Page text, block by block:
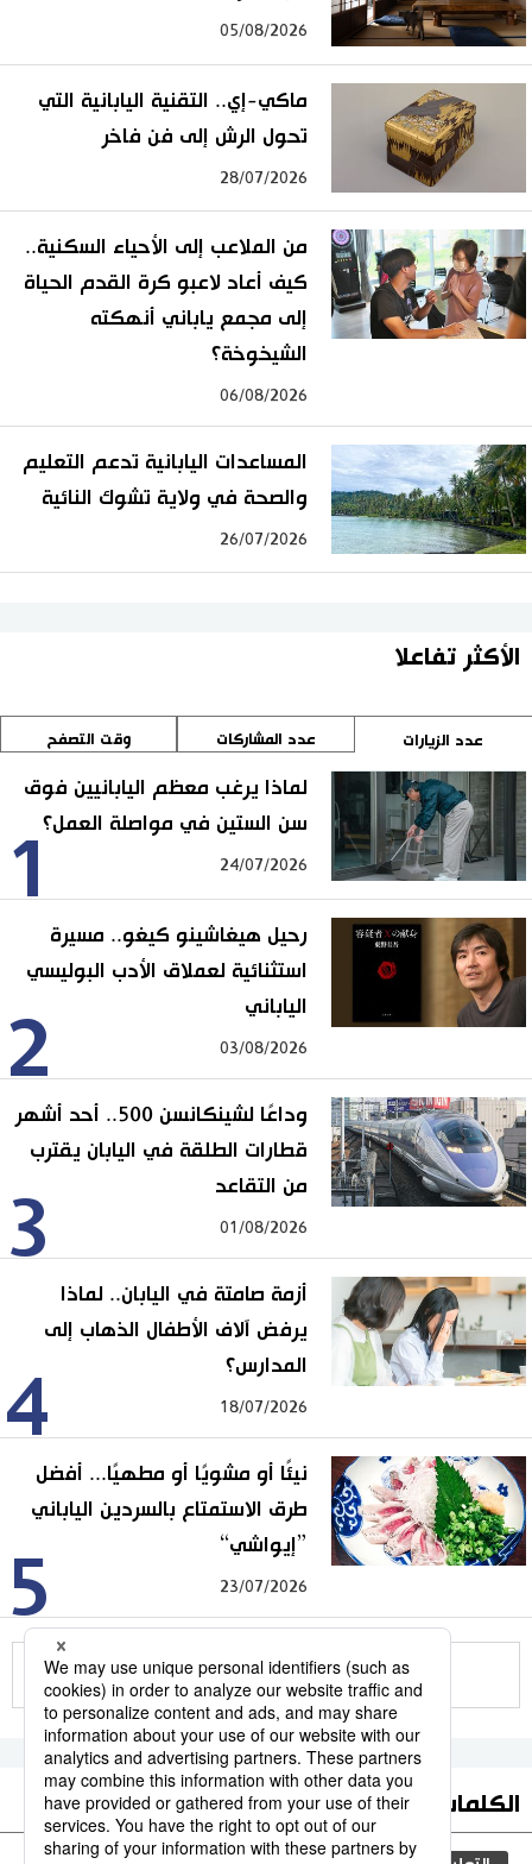
05/08/2026
ماكي-إي.. التقنية اليابانية التي
تحول الرش إلى فن فاخر
28/07/2026
من الملاعب إلى الأحياء السكنية..
كيف أعاد لاعبو كرة القدم الحياة
إلى مجمع ياباني أنهكته
الشيخوخة؟
06/08/2026
المساعدات اليابانية تدعم التعليم
والصحة في ولاية تشوك النائية
26/07/2026
الأكثر تفاعلا
عدد الزيارات عدد المشاركات وقت التصفح
1
لماذا يرغب معظم اليابانيين فوق
سن الستين في مواصلة العمل؟
24/07/2026
2
رحيل هيغاشينو كيغو.. مسيرة
استثنائية لعملاق الأدب البوليسي
الياباني
03/08/2026
3
وداعًا لشينكانسن 500.. أحد أشهر
قطارات الطلقة في اليابان يقترب
من التقاعد
01/08/2026
4
أزمة صامتة في اليابان.. لماذا
يرفض آلاف الأطفال الذهاب إلى
المدارس؟
18/07/2026
5
نيئًا أو مشويًا أو مطهيًا... أفضل
طرق الاستمتاع بالسردين الياباني
”إيواشي“
23/07/2026
للمزيد
الكلمات الأكثر بحثا